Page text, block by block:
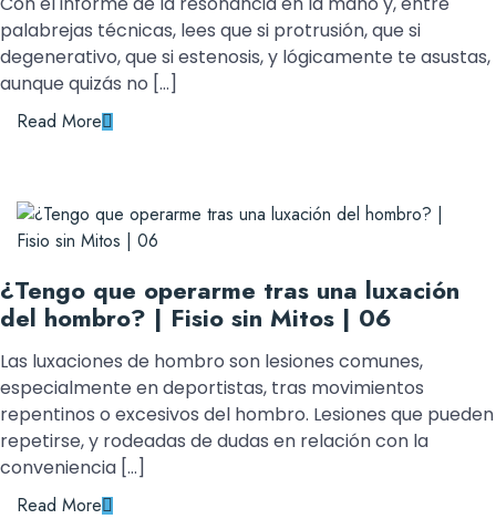
palabrejas técnicas, lees que si protrusión, que si
degenerativo, que si estenosis, y lógicamente te asustas,
aunque quizás no […]
Read More
¿Tengo que operarme tras una luxación
del hombro? | Fisio sin Mitos | 06
Las luxaciones de hombro son lesiones comunes,
especialmente en deportistas, tras movimientos
repentinos o excesivos del hombro. Lesiones que pueden
repetirse, y rodeadas de dudas en relación con la
conveniencia […]
Read More